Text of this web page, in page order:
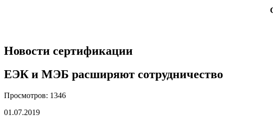
Новости сертификации
ЕЭК и МЭБ расширяют сотрудничество
Просмотров: 1346
01.07.2019